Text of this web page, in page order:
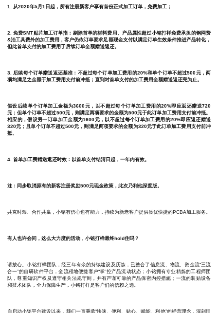
1. 从2020年5月1日起，所有注册新客户享有首份正式加工订单，免费加工；
2. 免费SMT贴片加工订单指：剔除首单的材料费用、产品属性超过小铭打样免费承担的钢网费
&治工具费外的加工费用，客户仍依订单要求足额现金支付以满足订单生效条件推进产品转化，
但此首单支付的加工费用于后续订单全额赠送返还。
3. 后续每个订单赠送返还基准：不超过每个订单加工费用的20%和单个订单不超过500元，两
项均满足之金额于加工费用支付前冲抵；直到对首单支付的加工费用全额赠送返还完为止。
假设后续单个订单加工金额为3600元，以不超过每个订单加工费用的20%即应返还赠送720
元；但单个订单不超过500元，则满足两项要求的金额为500元于此订单加工费用支付前冲抵。
相应的，假设另一订单加工金额为1600元，以不超过每个订单加工费用的20%即应返还赠送
320元；且单个订单不超过500元，则满足两项要求的金额为320元于此订单加工费用支付前冲
抵。
4. 首单加工费赠送返还时效：以首单支付结清日起，一年内有效。
注：同步取消原有的新客注册奖励500元现金政策，此次乃利他深度版。
共克时艰、合作共赢，小铭有信心也有能力，持续为新老客户提供质优快捷的PCBA加工服务。
有人也许会问，这么大力度的活动，小铭打样最终hold住吗？
请放心。小铭打样团队，经三年有余的持续建设及历炼，已整合了信息流、物流、资金流“三流
合一”的自研软件平台，全流程地便捷客户“掌”控产品流动状态；小铭拥有专业精炼的工程师团
队，尊重知识产权及遵守相关法规守则，并有严谨可靠的产品保密内控措施； 一流的装贴设备
和技术团队，全力保障生产，小铭打样是客户们的信赖之选。
自启动小铭平台建设以来，我们一直秉承“快速、便利、贴心、赋能、利他”的经营理念，深刻理